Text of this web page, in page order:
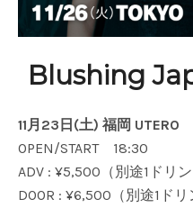
Blushing
11月23日(土) 福岡 UTERO
OPEN/START 18:30
ADV : ¥5,500（別途1ドリ
DOOR : ¥6,500（別途1ドリ